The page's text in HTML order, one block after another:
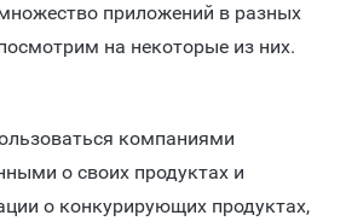
приложений в разных
на некоторые из них.
компаниями
о своих продуктах и
о конкурирующих продуктах,